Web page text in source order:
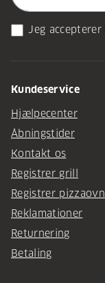
Jeg accepterer
Kundeservice
Hjælpecenter
Åbningstider
Kontakt os
Registrer grill
Registrer pizzaovn
Reklamationer
Returnering
Betaling